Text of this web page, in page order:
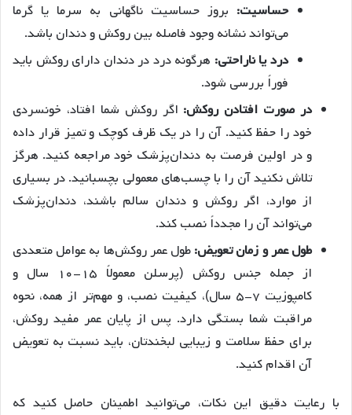
حساسیت: بروز حساسیت ناگهانی به سرما یا گرما
می‌تواند نشانه وجود فاصله بین روکش و دندان باشد.
درد یا ناراحتی: هرگونه درد در دندان دارای روکش باید
فوراً بررسی شود.
در صورت افتادن روکش: اگر روکش شما افتاد، خونسردی
خود را حفظ کنید. آن را در یک ظرف کوچک و تمیز قرار داده
و در اولین فرصت به دندان‌پزشک خود مراجعه کنید. هرگز
تلاش نکنید آن را با چسب‌های معمولی بچسبانید. در بسیاری
از موارد، اگر روکش و دندان سالم باشند، دندان‌پزشک
می‌تواند آن را مجدداً نصب کند.
طول عمر و زمان تعویض:طول عمر روکش‌ها به عوامل متعددی
از جمله جنس روکش (پرسلن معمولاً ۱۵-۱۰ سال و
کامپوزیت ۷-۵ سال)، کیفیت نصب، و مهم‌تر از همه، نحوه
مراقبت شما بستگی دارد. پس از پایان عمر مفید روکش،
برای حفظ سلامت و زیبایی لبخندتان، باید نسبت به تعویض
آن اقدام کنید.
با رعایت دقیق این نکات، می‌توانید اطمینان حاصل کنید که